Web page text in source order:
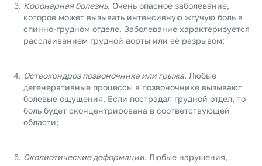
Коронарная болезнь. Очень опасное заболевание,
которое может вызывать интенсивную жгучую боль в
спинно-грудном отделе. Заболевание характеризуется
расслаиванием грудной аорты или её разрывом;
Остеохондроз позвоночника или грыжа. Любые
дегенеративные процессы в позвоночнике вызывают
болевые ощущения. Если пострадал грудной отдел, то
боль будет сконцентрирована в соответствующей
области;
Сколиотические деформации. Любые нарушения,